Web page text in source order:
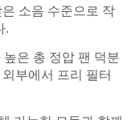
소음 수준으로 작
.
은 총 정압 팬 덕분
부에서 프리 필터